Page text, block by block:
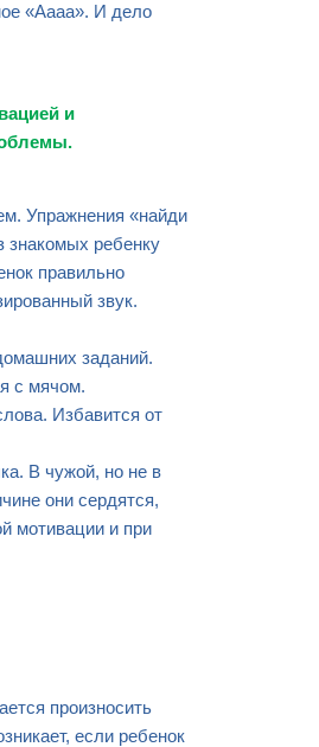
«Аааа». И дело
и
Упражнения «найди
знакомых ребенку
правильно
звук.
заданий.
с мячом.
Избавится от
В чужой, но не в
они сердятся,
мотивации и при
произносить
если ребенок